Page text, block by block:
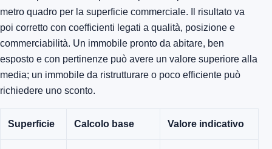
metro quadro per la superficie commerciale. Il risultato va
poi corretto con coefficienti legati a qualità, posizione e
commerciabilità. Un immobile pronto da abitare, ben
esposto e con pertinenze può avere un valore superiore alla
media; un immobile da ristrutturare o poco efficiente può
richiedere uno sconto.
Superficie Calcolo base Valore indicativo